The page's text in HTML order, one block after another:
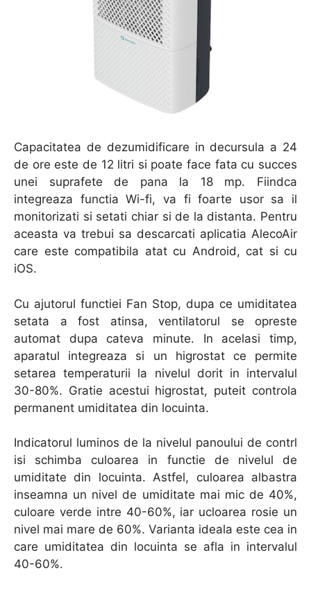
Capacitatea de dezumidificare in decursula a 24
de ore este de 12 litri si poate face fata cu succes
unei suprafete de pana la 18 mp. Fiindca
integreaza functia Wi-fi, va fi foarte usor sa il
monitorizati si setati chiar si de la distanta. Pentru
aceasta va trebui sa descarcati aplicatia AlecoAir
care este compatibila atat cu Android, cat si cu
iOS.
Cu ajutorul functiei Fan Stop, dupa ce umiditatea
setata a fost atinsa, ventilatorul se opreste
automat dupa cateva minute. In acelasi timp,
aparatul integreaza si un higrostat ce permite
setarea temperaturii la nivelul dorit in intervalul
30-80%. Gratie acestui higrostat, puteit controla
permanent umiditatea din locuinta.
Indicatorul luminos de la nivelul panoului de contrl
isi schimba culoarea in functie de nivelul de
umiditate din locuinta. Astfel, culoarea albastra
inseamna un nivel de umiditate mai mic de 40%,
culoare verde intre 40-60%, iar ucloarea rosie un
nivel mai mare de 60%. Varianta ideala este cea in
care umiditatea din locuinta se afla in intervalul
40-60%.